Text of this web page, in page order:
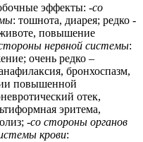
эффекты: -со
: тошнота, диарея; редко -
животе, повышение
нервной системы:
очень редко –
бронхоспазм,
повышенной
отек,
эритема,
-со стороны органов
крови: